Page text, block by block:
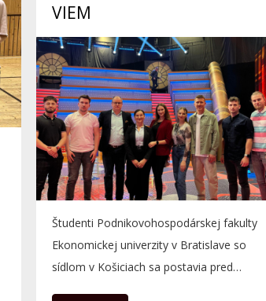
VIEM
Študenti Podnikovohospodárskej fakulty
Ekonomickej univerzity v Bratislave so
sídlom v Košiciach sa postavia pred